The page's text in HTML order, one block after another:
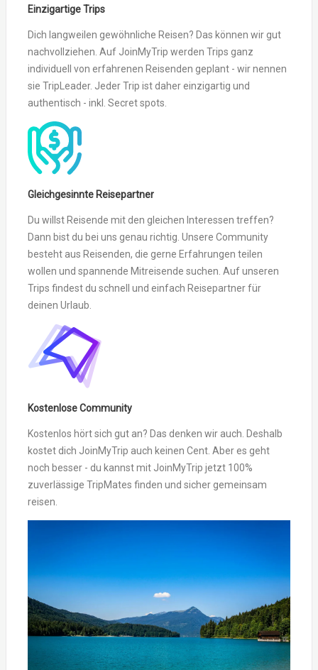
Einzigartige Trips
Dich langweilen gewöhnliche Reisen? Das können wir gut
nachvollziehen. Auf JoinMyTrip werden Trips ganz
individuell von erfahrenen Reisenden geplant - wir nennen
sie TripLeader. Jeder Trip ist daher einzigartig und
authentisch - inkl. Secret spots.
Gleichgesinnte Reisepartner
Du willst Reisende mit den gleichen Interessen treffen?
Dann bist du bei uns genau richtig. Unsere Community
besteht aus Reisenden, die gerne Erfahrungen teilen
wollen und spannende Mitreisende suchen. Auf unseren
Trips findest du schnell und einfach Reisepartner für
deinen Urlaub.
Kostenlose Community
Kostenlos hört sich gut an? Das denken wir auch. Deshalb
kostet dich JoinMyTrip auch keinen Cent. Aber es geht
noch besser - du kannst mit JoinMyTrip jetzt 100%
zuverlässige TripMates finden und sicher gemeinsam
reisen.